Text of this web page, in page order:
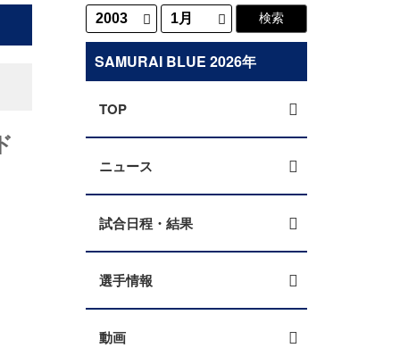
SAMURAI BLUE 2026年
TOP
ニュース
試合日程・結果
選手情報
動画